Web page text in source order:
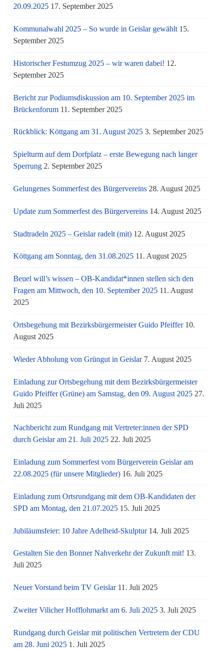
20.09.2025 17. September 2025
Kommunalwahl 2025 – So wurde in Geislar gewählt 15.
September 2025
Historischer Festumzug 2025 – wir waren dabei! 12.
September 2025
Bericht zur Podiumsdiskussion am 10. September 2025 im
Brückenforum 11. September 2025
Rückblick: Köttgang am 31. August 2025 3. September 2025
Spielturm auf dem Dorfplatz – erste Bewegung nach langer
Sperrung 2. September 2025
Gelungenes Sommerfest des Bürgervereins 28. August 2025
Update zum Sommerfest des Bürgervereins 14. August 2025
Stadtradeln 2025 – Geislar radelt (mit) 12. August 2025
Köttgang am Sonntag, den 31.08.2025 11. August 2025
Beuel will’s wissen – OB-Kandidat*innen stellen sich den
Fragen am Mittwoch, den 10. September 2025 11. August
2025
Ortsbegehung mit Bezirksbürgermeister Guido Pfeiffer 10.
August 2025
Wieder Abholung von Grüngut in Geislar 7. August 2025
Einladung zur Ortsbegehung mit dem Bezirksbürgermeister
Guido Pfeiffer (Grüne) am Samstag, den 09. August 2025 27.
Juli 2025
Nachbericht zum Rundgang mit Vertreter:innen der SPD
durch Geislar am 21. Juli 2025 22. Juli 2025
Einladung zum Sommerfest vom Bürgerverein Geislar am
22.08.2025 (für unsere Mitglieder) 16. Juli 2025
Einladung zum Ortsrundgang mit dem OB-Kandidaten der
SPD am Montag, den 21.07.2025 15. Juli 2025
Jubiläumsfeier: 10 Jahre Adelheid-Skulptur 14. Juli 2025
Gestalten Sie den Bonner Nahverkehr der Zukunft mit! 13.
Juli 2025
Neuer Vorstand beim TV Geislar 11. Juli 2025
Zweiter Vilicher Hofflohmarkt am 6. Juli 2025 3. Juli 2025
Rundgang durch Geislar mit politischen Vertretern der CDU
am 28. Juni 2025 1. Juli 2025